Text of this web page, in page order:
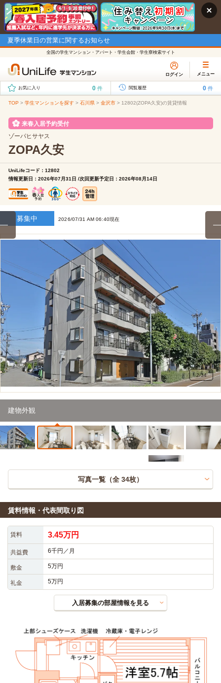
夏季休業日の営業に関するお知らせ
全国の学生マンション・アパート・学生会館・学生寮検索サイト
ログイン メニュー
お気に入り 0 件 閲覧履歴 0 件
TOP > 学生マンションを探す > 石川県 > 金沢市 > 12802(ZOPA久安)の賃貸情報
来春入居予約受付
ゾーパヒサヤス
ZOPA久安
UniLifeコード：12802
情報更新日：2026年07月31日 /次回更新予定日：2026年08月14日
募集中 2026/07/31 AM 06:40現在
2/34
写真一覧（全 34枚）
賃料情報・代表間取り図
賃料 3.45万円
共益費 6千円／月
敷金 5万円
礼金 5万円
入居募集の部屋情報を見る